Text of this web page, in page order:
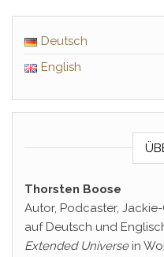
Deutsch
English
Thorsten Boose
Autor, Podcaster,
auf Deutsch und
Extended Universein